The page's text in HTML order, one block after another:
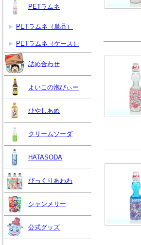
PETラムネ
PETラムネ（単品）
PETラムネ（ケース）
詰め合わせ
よいこの泡びぃー
ひやしあめ
クリームソーダ
HATASODA
びっくりあわわ
シャンメリー
公式グッズ